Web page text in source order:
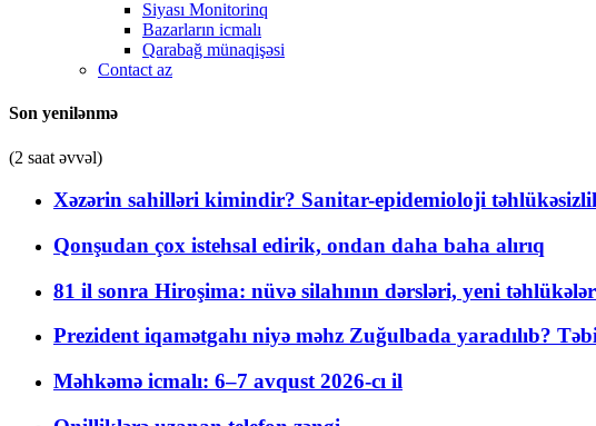
Siyası Monitorinq
Bazarların icmalı
Qarabağ münaqişəsi
Contact az
Son yenilənmə
(2 saat əvvəl)
Xəzərin sahilləri kimindir? Sanitar-epidemioloji
Qonşudan çox istehsal edirik, ondan daha baha alırıq
81 il sonra Hiroşima: nüvə silahının dərsləri, yeni
Prezident iqamətgahı niyə məhz Zuğulbada yaradılıb?
Məhkəmə icmalı: 6–7 avqust 2026-cı il